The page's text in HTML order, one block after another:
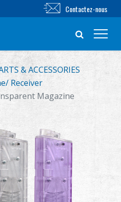
Contactez-nous
& ACCESSORIES
Receiver
Magazine